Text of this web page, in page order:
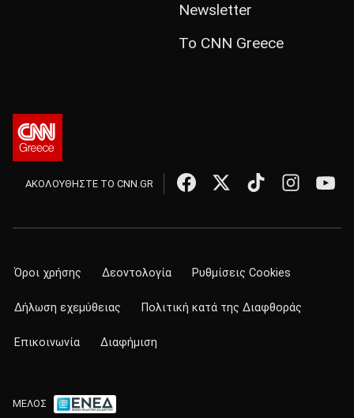
Newsletter
Το CNN Greece
ΑΚΟΛΟΥΘΗΣΤΕ ΤΟ CNN.GR
Όροι χρήσης Δεοντολογία Ρυθμίσεις Cookies
Δήλωση εχεμύθειας Πολιτική κατά της Διαφθοράς
Επικοινωνία Διαφήμιση
ΜΕΛΟΣ